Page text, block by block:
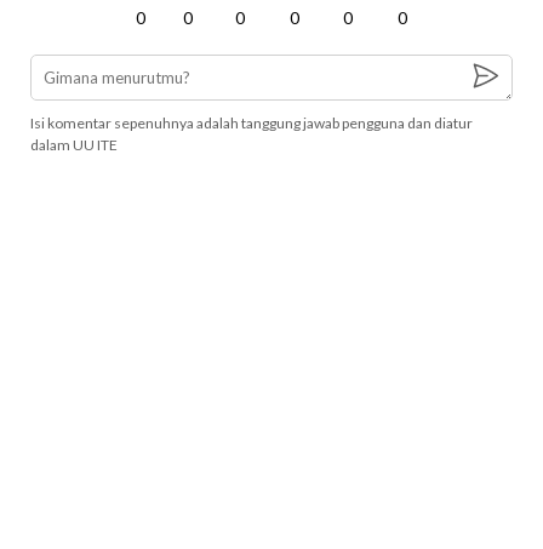
0 0 0 0 0 0
Isi komentar sepenuhnya adalah tanggung jawab pengguna dan diatur
dalam UU ITE